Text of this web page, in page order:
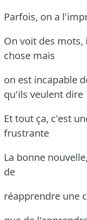
Parfois, on a
On voit des
chose mais
on est incapable
qu'ils veulent dire
Et tout ça, c'est
frustrante
La bonne
de
réapprendre une